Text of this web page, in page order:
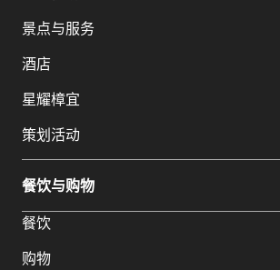
景点与服务
酒店
星耀樟宜
策划活动
餐饮与购物
餐饮
购物